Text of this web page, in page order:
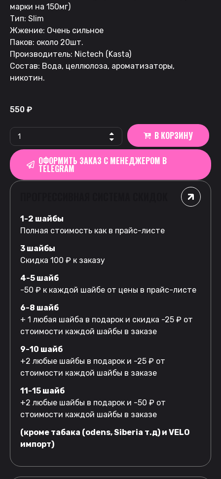
марки на 150мг)
Тип: Slim
Жжение: Очень сильное
Паков: около 20шт.
Производитель: Nictech (Kasta)
Состав: Вода, целлюлоза, ароматизаторы,
никотин.
550 ₽
В КОРЗИНУ
ОФОРМИТЬ ЗАКАЗ С МЕНЕДЖЕРОМ В
TELEGRAM
1-2 шайбы
Полная стоимость как в прайс-листе
3 шайбы
Скидка 100 ₽ к заказу
4-5 шайб
-50 ₽ к каждой шайбе от цены в прайс-листе
6-8 шайб
+ 1 любая шайба в подарок и скидка -25 ₽ от
стоимости каждой шайбы в заказе
9-10 шайб
+2 любые шайбы в подарок и -25 ₽ от
стоимости каждой шайбы в заказе
11-15 шайб
+2 любые шайбы в подарок и -50 ₽ от
стоимости каждой шайбы в заказе
(кроме табака (odens, Siberia т.д) и VELO
импорт)